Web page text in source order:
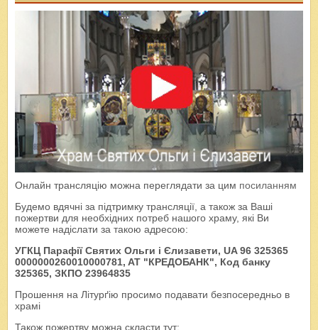
Онлайн трансляцію можна переглядати за цим посиланням
Будемо вдячні за підтримку трансляції, а також за Ваші
пожертви для необхідних потреб нашого храму, які Ви
можете надіслати за такою адресою:
УГКЦ Парафії Святих Ольги і Єлизавети, UA 96 325365
0000000260010000781, AT "КРЕДОБАНК", Код банку
325365, ЗКПО 23964835
Прошення на Літурґію просимо подавати безпосередньо в
храмі
Також пожертву можна скласти тут: